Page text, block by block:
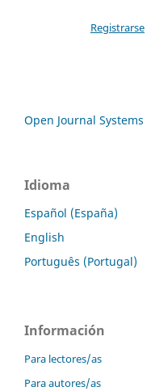
Registrarse
Open Journal Systems
Idioma
Español (España)
English
Português (Portugal)
Información
Para lectores/as
Para autores/as